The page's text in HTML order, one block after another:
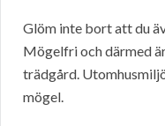
Glöm inte bort att du
Mögelfri och därmed
trädgård.
mögel.